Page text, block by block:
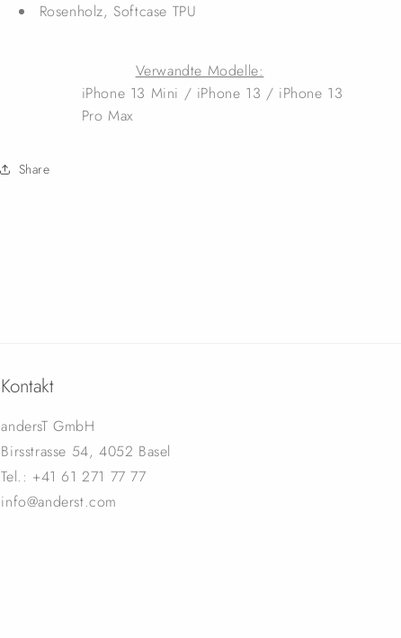
Rosenholz, Softcase TPU
Verwandte Modelle:
iPhone 13 Mini / iPhone 13 / iPhone 13
Pro Max
Share
Kontakt
andersT GmbH
Birsstrasse 54, 4052 Basel
Tel.: +41 61 271 77 77
info@anderst.com